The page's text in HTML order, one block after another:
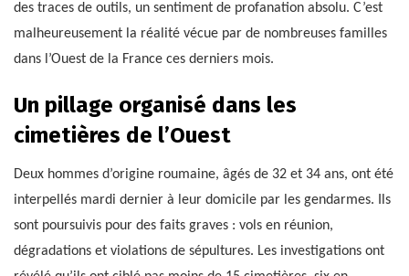
des traces de outils, un sentiment de profanation absolu. C’est
malheureusement la réalité vécue par de nombreuses familles
dans l’Ouest de la France ces derniers mois.
Un pillage organisé dans les
cimetières de l’Ouest
Deux hommes d’origine roumaine, âgés de 32 et 34 ans, ont été
interpellés mardi dernier à leur domicile par les gendarmes. Ils
sont poursuivis pour des faits graves : vols en réunion,
dégradations et violations de sépultures. Les investigations ont